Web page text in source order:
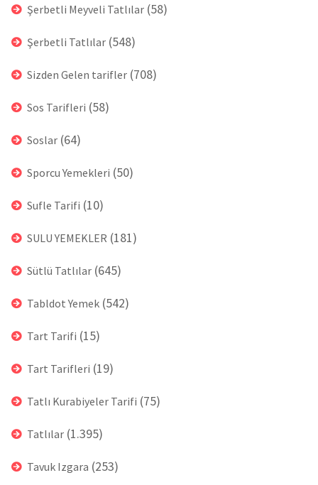
Şerbetli Meyveli Tatlılar (58)
Şerbetli Tatlılar (548)
Sizden Gelen tarifler (708)
Sos Tarifleri (58)
Soslar (64)
Sporcu Yemekleri (50)
Sufle Tarifi (10)
SULU YEMEKLER (181)
Sütlü Tatlılar (645)
Tabldot Yemek (542)
Tart Tarifi (15)
Tart Tarifleri (19)
Tatlı Kurabiyeler Tarifi (75)
Tatlılar (1.395)
Tavuk Izgara (253)